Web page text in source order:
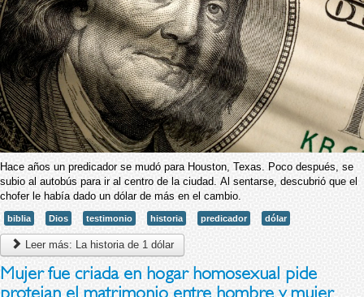
Hace años un predicador se mudó para Houston, Texas. Poco después, se
subio al autobús para ir al centro de la ciudad. Al sentarse, descubrió que el
chofer le había dado un dólar de más en el cambio.
biblia Dios testimonio historia predicador dólar
Leer más: La historia de 1 dólar
Mujer fue criada en hogar homosexual pide